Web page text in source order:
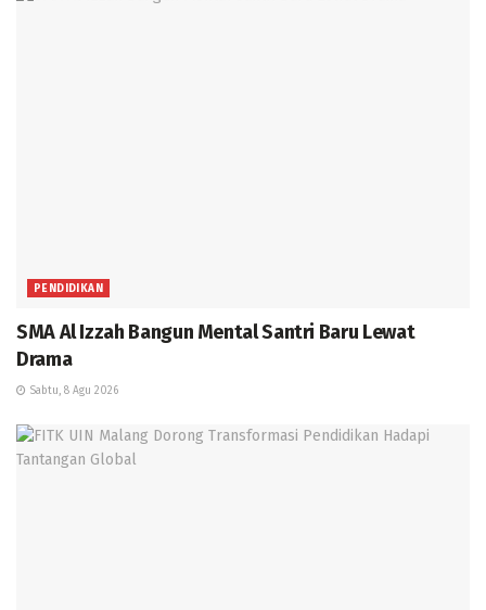
PENDIDIKAN
SMA Al Izzah Bangun Mental Santri Baru Lewat
Drama
Sabtu, 8 Agu 2026